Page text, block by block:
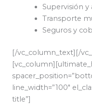
Supervisión
Transporte
Seguros y
[/vc_column_text][/
line_width=”100″
title”]